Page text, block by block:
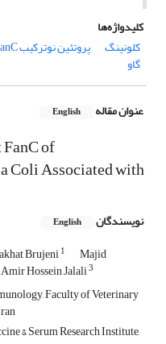
کلیدواژه‌ها
کلونینگ
پروتئین نوترکیب FanC
گاو
عنوان مقاله English
of
Coli Associated with
نویسندگان English
Brujeni1 Majid
Hossein Jalali3
Faculty of Veterinary
& Serum Research Institute,